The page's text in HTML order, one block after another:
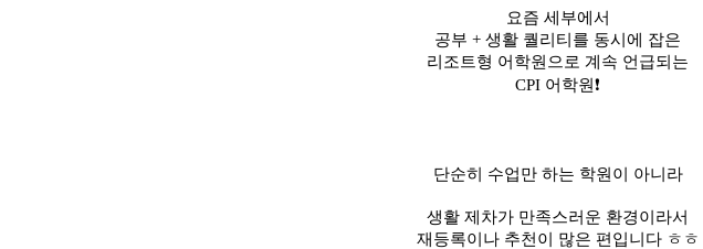
요즘 세부에서
공부 + 생활 퀄리티를 동시에 잡은
리조트형 어학원으로 계속 언급되는
CPI 어학원❗
단순히 수업만 하는 학원이 아니라
생활 제차가 만족스러운 환경이라서
재등록이나 추천이 많은 편입니다 ㅎㅎ